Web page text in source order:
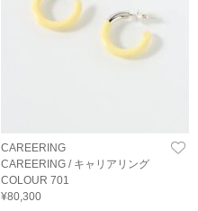
CAREERING
CAREERING / キャリアリング
COLOUR 701
¥80,300